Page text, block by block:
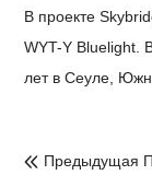
В проекте
WYT-Y Bluelight.
лет в Сеуле,
 Предыдущая